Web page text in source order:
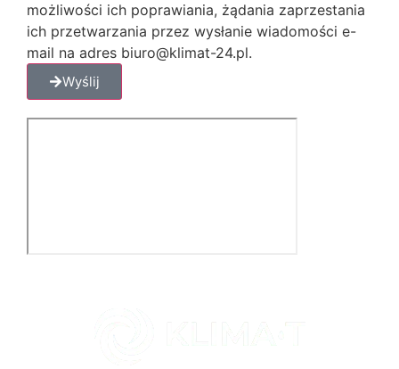
możliwości ich poprawiania, żądania zaprzestania
ich przetwarzania przez wysłanie wiadomości e-
mail na adres biuro@klimat-24.pl.
Wyślij